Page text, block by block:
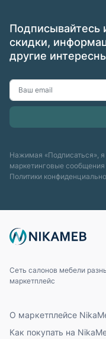
Подписывайтесь
скидки,
другие
Нажимая «Подписаться»,
маркетинговые сообщения
Политики
Сеть салонов мебели
маркетплейс
О маркетплейсе
Как покупать на